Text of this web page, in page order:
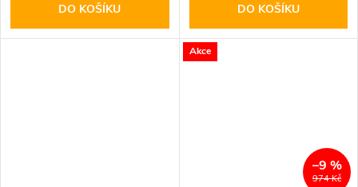
DO KOŠÍKU DO KOŠÍKU
Akce
974 Kč
–9 %